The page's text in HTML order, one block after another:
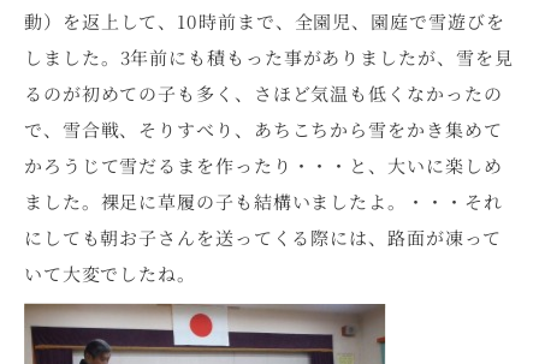
動）を返上して、10時前まで、全園児、園庭で雪遊びを
しました。3年前にも積もった事がありましたが、雪を見
るのが初めての子も多く、さほど気温も低くなかったの
で、雪合戦、そりすべり、あちこちから雪をかき集めて
かろうじて雪だるまを作ったり・・・と、大いに楽しめ
ました。裸足に草履の子も結構いましたよ。・・・それ
にしても朝お子さんを送ってくる際には、路面が凍って
いて大変でしたね。